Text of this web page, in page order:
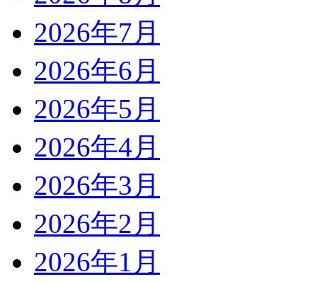
2026年7月
2026年6月
2026年5月
2026年4月
2026年3月
2026年2月
2026年1月